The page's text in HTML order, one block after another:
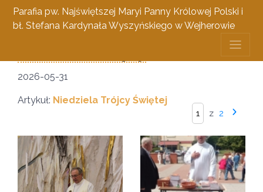
Parafia pw. Najświętszej Maryi Panny Królowej Polski i
bł. Stefana Kardynała Wyszyńskiego w Wejherowie
1 czerwca 2026
2026-05-31
z 2
Artykuł: Niedziela Trójcy Świętej